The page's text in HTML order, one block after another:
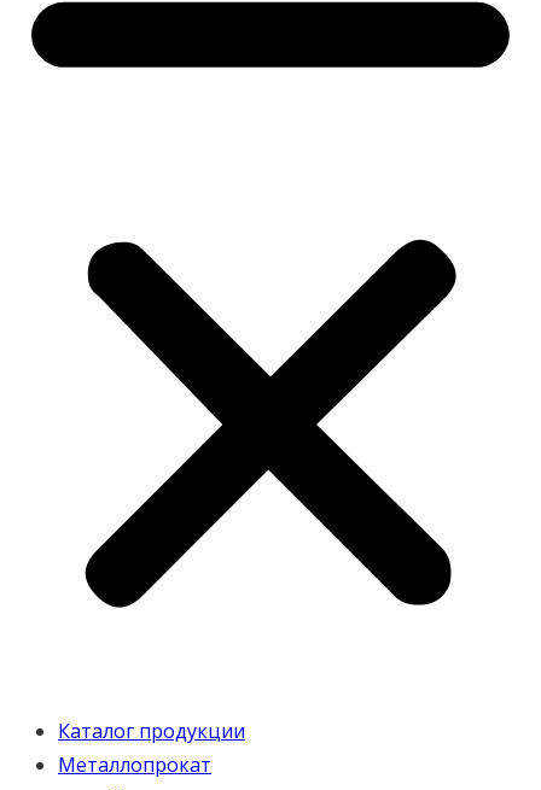
Каталог продукции
Металлопрокат